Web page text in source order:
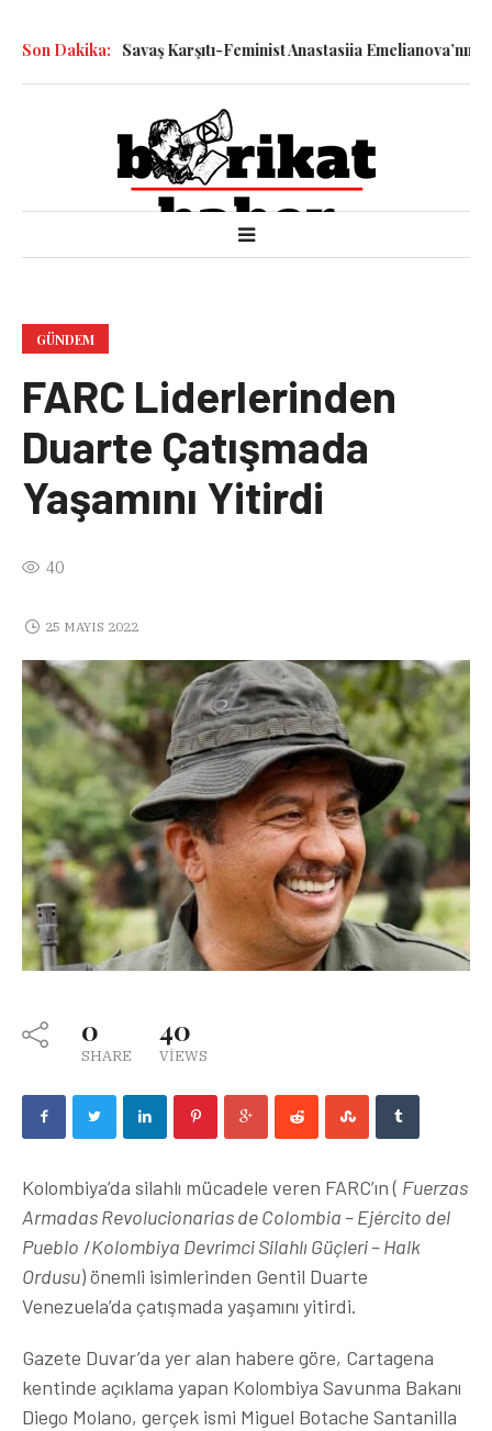
Son Dakika:Savaş Karşıtı-Feminist Anastasiia Emelianova’nın
GÜNDEM
FARC Liderlerinden
Duarte Çatışmada
Yaşamını Yitirdi
40
25 MAYIS 2022
0
SHARE
40
VIEWS
Kolombiya’da silahlı mücadele veren FARC’ın ( Fuerzas
Armadas Revolucionarias de Colombia – Ejército del
Pueblo /Kolombiya Devrimci Silahlı Güçleri – Halk
Ordusu) önemli isimlerinden Gentil Duarte
Venezuela’da çatışmada yaşamını yitirdi.
Gazete Duvar’da yer alan habere göre, Cartagena
kentinde açıklama yapan Kolombiya Savunma Bakanı
Diego Molano, gerçek ismi Miguel Botache Santanilla